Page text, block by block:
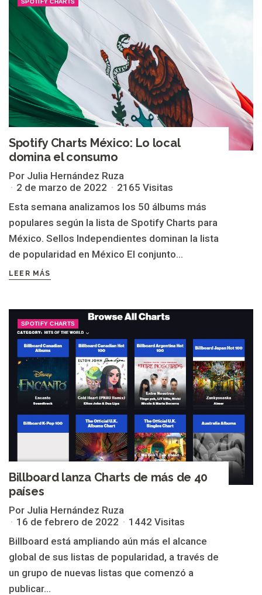
SPOTIFY CHARTS
Spotify Charts México: Lo local
domina el consumo
Por Julia Hernández Ruza
2 de marzo de 2022
2165 Visitas
Esta semana analizamos los 50 álbums más
populares según la lista de Spotify Charts para
México. Sellos Independientes dominan la lista
de popularidad en México El conjunto...
LEER MÁS
SPOTIFY CHARTS
Billboard lanza Charts de más de 40
países
Por Julia Hernández Ruza
16 de febrero de 2022
1442 Visitas
Billboard está ampliando aún más el alcance
global de sus listas de popularidad, a través de
un grupo de nuevas listas que comenzó a
publicar...